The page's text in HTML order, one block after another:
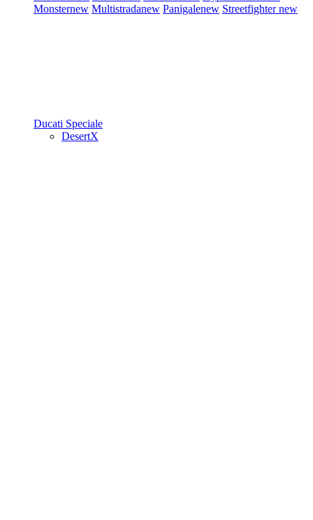
Monsternew Multistradanew Panigalenew Streetfighternew
Ducati Speciale
DesertX